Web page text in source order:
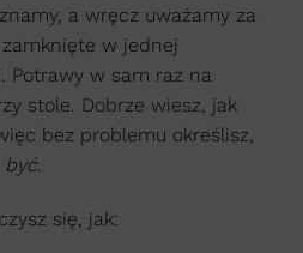
a wręcz uważamy za
w jednej
Potrawy w sam raz na
stole. Dobrze wiesz, jak
bez problemu określisz,
się, jak: